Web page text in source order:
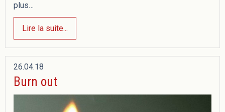
plus…
Lire la suite...
26.04.18
Burn out